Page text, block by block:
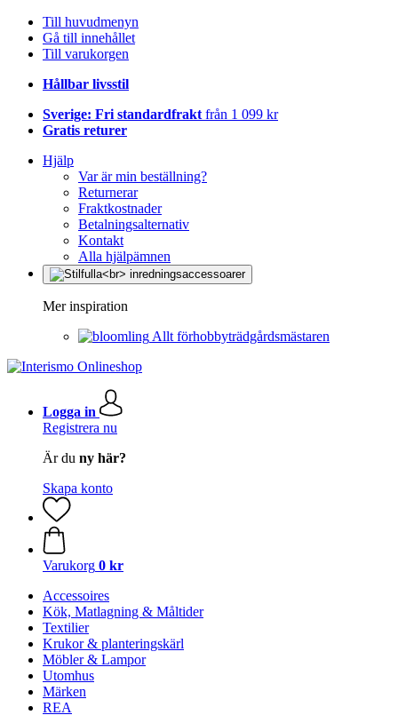
Till huvudmenyn
Gå till innehållet
Till varukorgen
Hållbar livsstil
Sverige: Fri standardfrakt från 1 099 kr
Gratis returer
Hjälp
Var är min beställning?
Returnerar
Fraktkostnader
Betalningsalternativ
Kontakt
Alla hjälpämnen
Mer inspiration
Allt förhobbyträdgårdsmästaren
Logga in
Registrera nu
Är du ny här?
Skapa konto
Varukorg 0 kr
Accessoires
Kök, Matlagning & Måltider
Textilier
Krukor & planteringskärl
Möbler & Lampor
Utomhus
Märken
REA